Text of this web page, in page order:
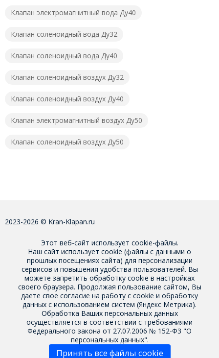
Клапан электромагнитный вода Ду40
Клапан соленоидный вода Ду32
Клапан соленоидный вода Ду40
Клапан соленоидный воздух Ду32
Клапан соленоидный воздух Ду40
Клапан электромагнитный воздух Ду50
Клапан соленоидный воздух Ду50
2023-2026 © Kran-Klapan.ru
Этот веб-сайт использует cookie-файлы.
Наш сайт использует cookie (файлы с данными о
прошлых посещениях сайта) для персонализации
сервисов и повышения удобства пользователей. Вы
можете запретить обработку cookie в настройках
своего браузера. Продолжая пользование сайтом, Вы
даете свое согласие на работу с cookie и обработку
данных с использованием систем (Яндекс Метрика).
Обработка Ваших персональных данных
осуществляется в соответствии с требованиями
Федерального закона от 27.07.2006 № 152-Ф3 "О
персональных данных".
Принять все файлы cookie